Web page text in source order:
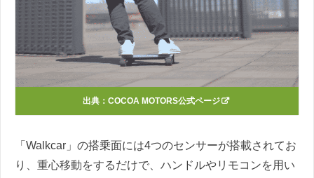
出典： COCOA MOTORS公式ページ
「Walkcar」の搭乗面には4つのセンサーが搭載されてお
り、重心移動をするだけで、ハンドルやリモコンを用い